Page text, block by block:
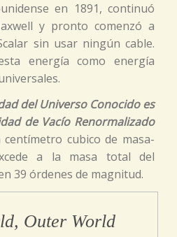
en 1891, continuó
y pronto comenzó a
sin usar ningún cable.
energía como energía
del Universo Conocido es
de Vacío Renormalizado
cubico de masa-
a la masa total del
39 órdenes de magnitud.
Outer World